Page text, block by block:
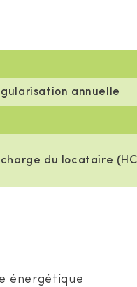
annuelle
du locataire
énergétique